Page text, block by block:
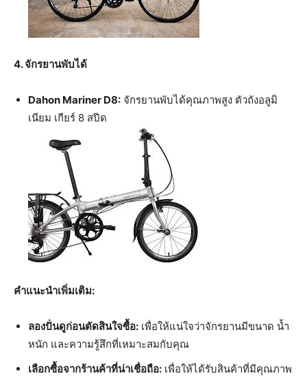
4. จักรยานพับได้
Dahon Mariner D8: จักรยานพับได้คุณภาพสูง ตัวถังอลูมิ
เนียม เกียร์ 8 สปีด
คำแนะนำเพิ่มเติม:
ลองปั่นดูก่อนตัดสินใจซื้อ: เพื่อให้แน่ใจว่าจักรยานมีขนาด น้ำ
หนัก และความรู้สึกที่เหมาะสมกับคุณ
เลือกซื้อจากร้านค้าที่น่าเชื่อถือ: เพื่อให้ได้รับสินค้าที่มีคุณภาพ